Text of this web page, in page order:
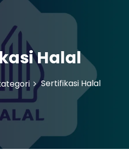
Halal
Sertifikasi Halal